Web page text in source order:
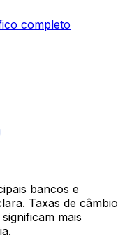
completo
bancos e
Taxas de câmbio
mais